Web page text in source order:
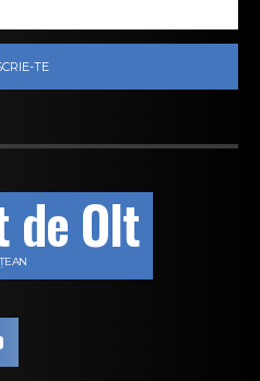
TE
de Olt